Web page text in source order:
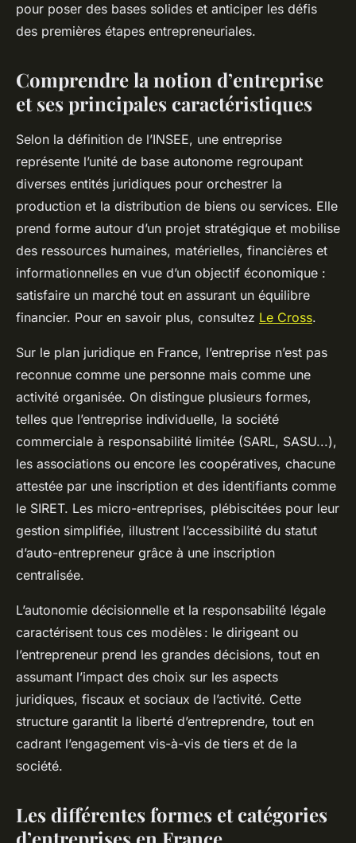
pour poser des bases solides et anticiper les défis
des premières étapes entrepreneuriales.
Comprendre la notion d’entreprise
et ses principales caractéristiques
Selon la définition de l’INSEE, une entreprise
représente l’unité de base autonome regroupant
diverses entités juridiques pour orchestrer la
production et la distribution de biens ou services. Elle
prend forme autour d’un projet stratégique et mobilise
des ressources humaines, matérielles, financières et
informationnelles en vue d’un objectif économique :
satisfaire un marché tout en assurant un équilibre
financier. Pour en savoir plus, consultez Le Cross.
Sur le plan juridique en France, l’entreprise n’est pas
reconnue comme une personne mais comme une
activité organisée. On distingue plusieurs formes,
telles que l’entreprise individuelle, la société
commerciale à responsabilité limitée (SARL, SASU...),
les associations ou encore les coopératives, chacune
attestée par une inscription et des identifiants comme
le SIRET. Les micro-entreprises, plébiscitées pour leur
gestion simplifiée, illustrent l’accessibilité du statut
d’auto-entrepreneur grâce à une inscription
centralisée.
L’autonomie décisionnelle et la responsabilité légale
caractérisent tous ces modèles : le dirigeant ou
l’entrepreneur prend les grandes décisions, tout en
assumant l’impact des choix sur les aspects
juridiques, fiscaux et sociaux de l’activité. Cette
structure garantit la liberté d’entreprendre, tout en
cadrant l’engagement vis-à-vis de tiers et de la
société.
Les différentes formes et catégories